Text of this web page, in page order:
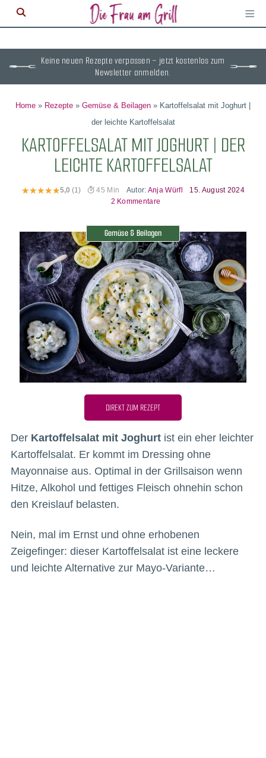
≡
Keine neuen Rezepte verpassen – jetzt kostenlos zum
Newsletter anmelden.
Home » Rezepte » Gemüse & Beilagen » Kartoffelsalat mit Joghurt |
der leichte Kartoffelsalat
KARTOFFELSALAT MIT JOGHURT | DER
LEICHTE KARTOFFELSALAT
5,0(1) 45 Min Autor: Anja Würfl
15. August 2024
2 Kommentare
Gemüse & Beilagen
DIREKT ZUM REZEPT
Der Kartoffelsalat mit Joghurtist ein eher leichter
Kartoffelsalat. Er kommt im Dressing ohne
Mayonnaise aus. Optimal in der Grillsaison wenn
Hitze, Alkohol und fettiges Fleisch ohnehin schon
den Kreislauf belasten.
Nein, mal im Ernst und ohne erhobenen
Zeigefinger: dieser Kartoffelsalat ist eine leckere
und leichte Alternative zur Mayo-Variante…